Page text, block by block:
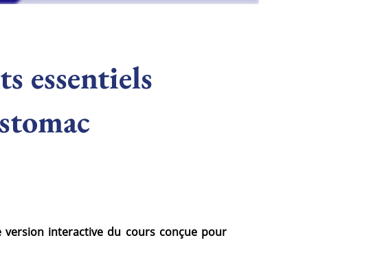
essentiels
interactive du cours conçue pour